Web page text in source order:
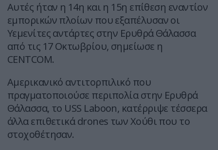
Αυτές ήταν η 14η και η 15η επίθεση εναντίον
εμπορικών πλοίων που εξαπέλυσαν οι
Υεμενίτες αντάρτες στην Ερυθρά Θάλασσα
από τις 17 Οκτωβρίου, σημείωσε η
CENTCOM.
Αμερικανικό αντιτορπιλικό που
πραγματοποιούσε περιπολία στην Ερυθρά
Θάλασσα, το USS Laboon, κατέρριψε τέσσερα
άλλα επιθετικά drones των Χούθι που το
στοχοθέτησαν.